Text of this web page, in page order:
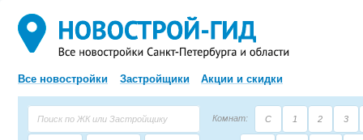
Все новостройки Застройщики Акции и скидки
Комнат: С 1 2 3